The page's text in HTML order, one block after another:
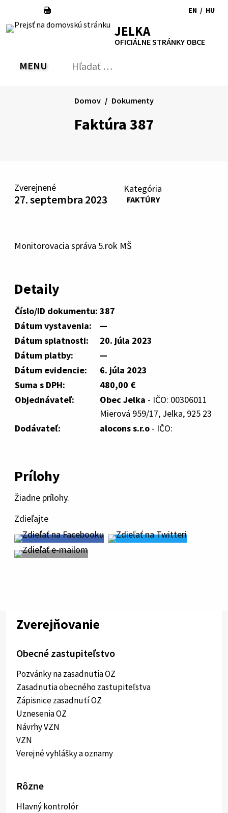
obsah
RSS MapaTlačiť
Zvýšiť
kontrast
písmapísma
EN
to
/ HU
JELKA
OFICIÁLNE STRÁNKY OBCE
PREPNÚŤ
MENU Hľadať:
Faktúra 387
Domov Dokumenty
Zverejnené
27. septembra 2023
Kategória
FAKTÚRY
Monitorovacia správa 5.rok MŠ
Detaily
Číslo/ID dokumentu: 387
Dátum vystavenia:
—
Dátum splatnosti:
20. júla 2023
Dátum platby:
—
Dátum evidencie:
6. júla 2023
Suma s DPH:
480,00 €
Objednávateľ:
Obec Jelka - IČO: 00306011
Mierová 959/17, Jelka, 925 23
Dodávateľ:
alocons s.r.o - IČO:
Prílohy
Žiadne prílohy.
Zdieľajte
Zverejňovanie
Obecné zastupiteľstvo
Pozvánky na zasadnutia OZ
Zasadnutia obecného zastupiteľstva
Zápisnice zasadnutí OZ
Uznesenia OZ
Návrhy VZN
VZN
Verejné vyhlášky a oznamy
Rôzne
Hlavný kontrolór